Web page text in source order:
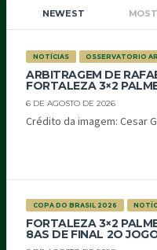
NEWEST
NOTÍCIAS OSSERVATORIO
ARBITRAGEM DE
FORTALEZA 3×2
6 DE AGOSTO DE 2026
Crédito da imagem: Cesar
COPA DO BRASIL 2026
FORTALEZA 3×2
8AS DE FINAL 2O